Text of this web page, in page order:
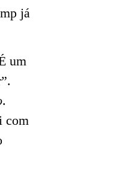
já
um
.
com